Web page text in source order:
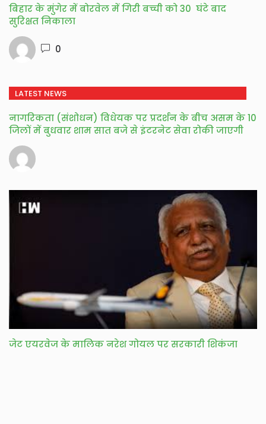
बिहार के मुंगेर में बोरवेल में गिरी बच्ची को 30 घंटे बाद
सुरिक्षत निकाला
0
LATEST NEWS
नागरिकता (संशोधन) विधेयक पर प्रदर्शन के बीच असम के 10
जिलों में बुधवार शाम सात बजे से इंटरनेट सेवा रोकी जाएगी
जेट एयरवेज के मालिक नरेश गोयल पर सरकारी शिकंजा